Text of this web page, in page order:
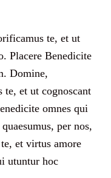
te, et ut
Placere Benedicite
Domine,
te, et ut cognoscant
omnes qui
per nos,
et virtus amore
utuntur hoc